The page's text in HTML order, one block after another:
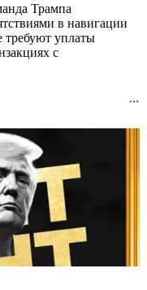
Трампа
в навигации
уплаты
с